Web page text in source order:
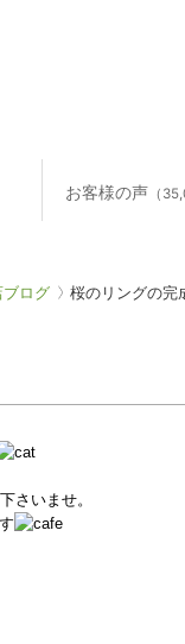
お客様の声 （
ログ 桜のリングの完
さいませ。